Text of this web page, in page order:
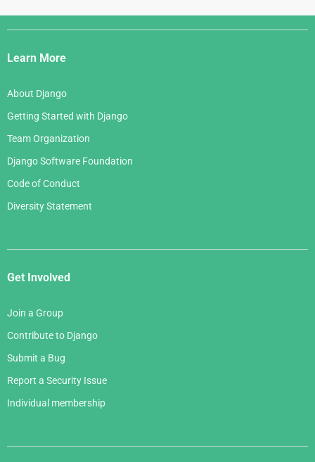
Django
Links
Learn More
About Django
Getting Started with Django
Team Organization
Django Software Foundation
Code of Conduct
Diversity Statement
Get Involved
Join a Group
Contribute to Django
Submit a Bug
Report a Security Issue
Individual membership